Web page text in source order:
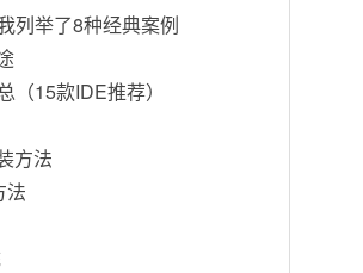
列举了8种经典案例
（15款IDE推荐）
方法
法